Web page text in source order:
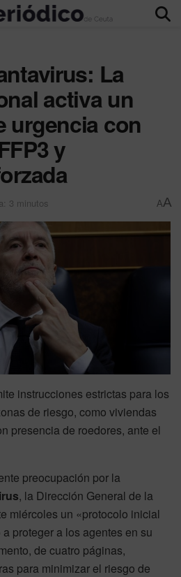
La
activa un
urgencia con
y
3 minutos AA
instrucciones estrictas para los
de riesgo, como viviendas
presencia de roedores, ante el
preocupación por la
, la Dirección General de la
miércoles un «protocolo inicial
proteger a los agentes en su
de cuatro páginas,
para minimizar el riesgo de